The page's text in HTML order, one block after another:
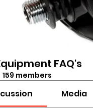
FAQ's
159 members
Media